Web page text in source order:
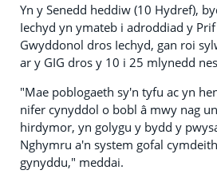
Yn y Senedd heddiw (10 Hydref),
Iechyd yn ymateb i adroddiad y
Gwyddonol dros Iechyd, gan roi
ar y GIG dros y 10 i 25 mlynedd
"Mae poblogaeth sy'n tyfu ac yn
nifer cynyddol o bobl â mwy nag
hirdymor, yn golygu y bydd y
Nghymru a'n system gofal
gynyddu," meddai.